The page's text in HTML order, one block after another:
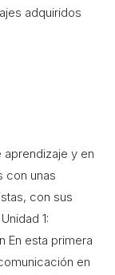
adquiridos
aprendizaje y en
con unas
con sus
1:
En esta primera
en